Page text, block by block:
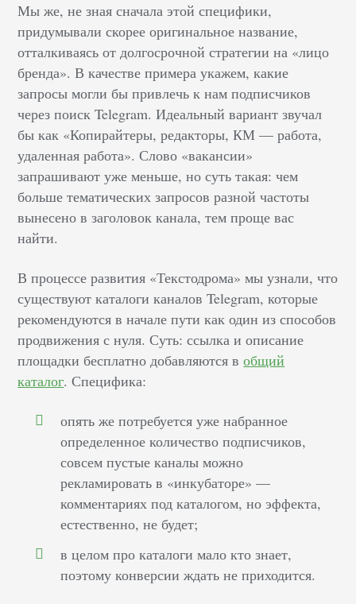
Мы же, не зная сначала этой специфики,
придумывали скорее оригинальное название,
отталкиваясь от долгосрочной стратегии на «лицо
бренда». В качестве примера укажем, какие
запросы могли бы привлечь к нам подписчиков
через поиск Telegram. Идеальный вариант звучал
бы как «Копирайтеры, редакторы, КМ — работа,
удаленная работа». Слово «вакансии»
запрашивают уже меньше, но суть такая: чем
больше тематических запросов разной частоты
вынесено в заголовок канала, тем проще вас
найти.
В процессе развития «Текстодрома» мы узнали, что
существуют каталоги каналов Telegram, которые
рекомендуются в начале пути как один из способов
продвижения с нуля. Суть: ссылка и описание
площадки бесплатно добавляются вобщий
каталог. Специфика:
опять же потребуется уже набранное
определенное количество подписчиков,
совсем пустые каналы можно
рекламировать в «инкубаторе» —
комментариях под каталогом, но эффекта,
естественно, не будет;
в целом про каталоги мало кто знает,
поэтому конверсии ждать не приходится.